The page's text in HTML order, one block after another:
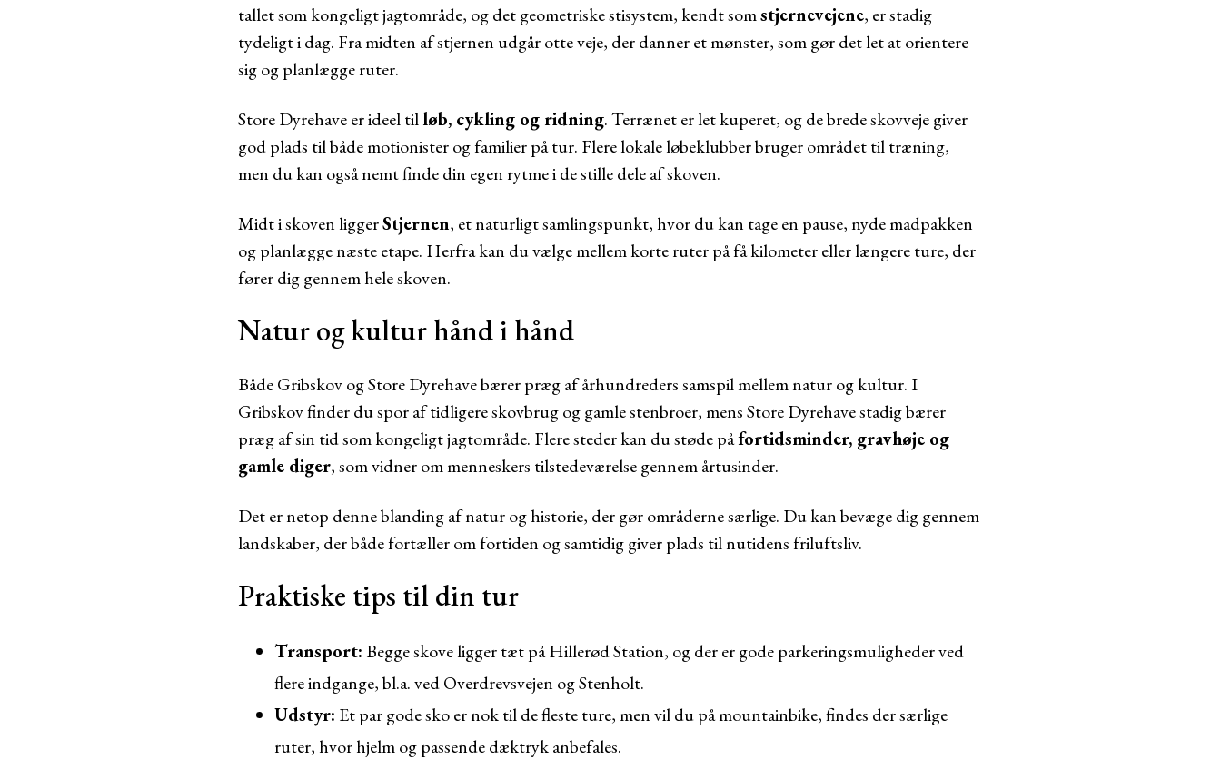
tallet som kongeligt jagtområde, og det geometriske stisystem, kendt somstjernevejene, er stadig
tydeligt i dag. Fra midten af stjernen udgår otte veje, der danner et mønster, som gør det let at orientere
sig og planlægge ruter.
Store Dyrehave er ideel tilløb, cykling og ridning. Terrænet er let kuperet, og de brede skovveje giver
god plads til både motionister og familier på tur. Flere lokale løbeklubber bruger området til træning,
men du kan også nemt finde din egen rytme i de stille dele af skoven.
Midt i skoven liggerStjernen, et naturligt samlingspunkt, hvor du kan tage en pause, nyde madpakken
og planlægge næste etape. Herfra kan du vælge mellem korte ruter på få kilometer eller længere ture, der
fører dig gennem hele skoven.
Natur og kultur hånd i hånd
Både Gribskov og Store Dyrehave bærer præg af århundreders samspil mellem natur og kultur. I
Gribskov finder du spor af tidligere skovbrug og gamle stenbroer, mens Store Dyrehave stadig bærer
præg af sin tid som kongeligt jagtområde. Flere steder kan du støde påfortidsminder, gravhøje og
gamle diger, som vidner om menneskers tilstedeværelse gennem årtusinder.
Det er netop denne blanding af natur og historie, der gør områderne særlige. Du kan bevæge dig gennem
landskaber, der både fortæller om fortiden og samtidig giver plads til nutidens friluftsliv.
Praktiske tips til din tur
Transport: Begge skove ligger tæt på Hillerød Station, og der er gode parkeringsmuligheder ved
flere indgange, bl.a. ved Overdrevsvejen og Stenholt.
Udstyr: Et par gode sko er nok til de fleste ture, men vil du på mountainbike, findes der særlige
ruter, hvor hjelm og passende dæktryk anbefales.